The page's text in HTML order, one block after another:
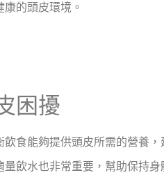
的頭皮環境。
困擾
食能夠提供頭皮所需的營養
飲水也非常重要，幫助保持